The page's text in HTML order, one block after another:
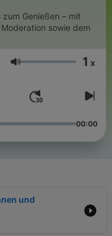
Genießen – mit
sowie dem
Volume 1 x
00:00
und